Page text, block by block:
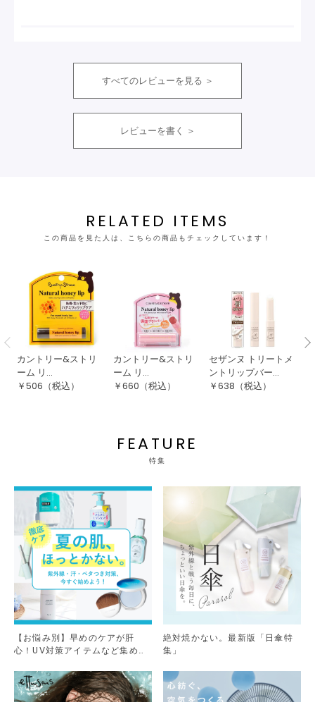
すべてのレビューを見る
レビューを書く
RELATED ITEMS
この商品を見た人は、こちらの商品もチェックしています！
カントリー&ストリ
ーム リ...
￥506 （税込）
カントリー&ストリ
ーム リ...
￥660 （税込）
セザンヌ トリートメ
ントリップバー...
￥638 （税込）
FEATURE
特集
【お悩み別】早めのケアが肝
心！UV対策アイテムなど集めま
絶対焼かない。最新版「日傘特
集」